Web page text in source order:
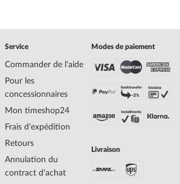
Lemans
LP-133C
Classique, Féminin
0.04
Analogique
Quartz
Date, Minute, Second, Heure
Service
Commander de l'aide
Pour les
concessionnaires
Mon timeshop24
Frais d'expédition
Retours
Annulation du
contract d'achat
Modes de paiement
Livraison